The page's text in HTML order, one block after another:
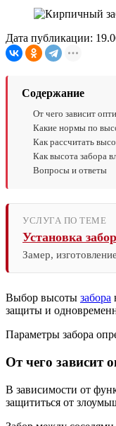
Дата публикации:
Содержание
От чего зависит
Какие нормы по
Как рассчитать
Как высота забора
Вопросы и ответы
УСЛУГА ПО ТЕМЕ
Установка
Замер,
Выбор высоты забора
защиты и
Параметры забора
От чего зависит
В зависимости от
защититься от